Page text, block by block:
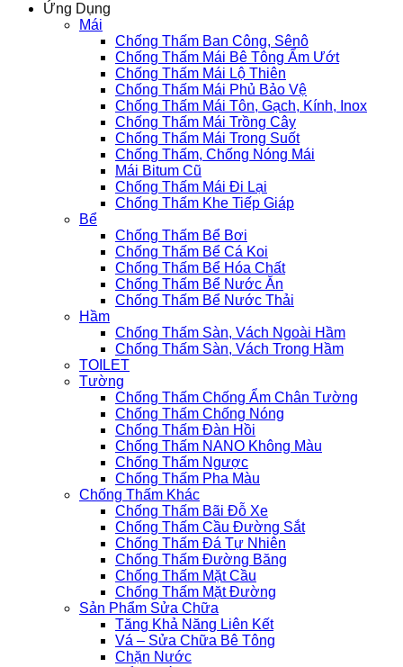
Ứng Dụng
Mái
Chống Thấm Ban Công, Sênô
Chống Thấm Mái Bê Tông Ẩm Ướt
Chống Thấm Mái Lộ Thiên
Chống Thấm Mái Phủ Bảo Vệ
Chống Thấm Mái Tôn, Gạch, Kính, Inox
Chống Thấm Mái Trồng Cây
Chống Thấm Mái Trong Suốt
Chống Thấm, Chống Nóng Mái
Mái Bitum Cũ
Chống Thấm Mái Đi Lại
Chống Thấm Khe Tiếp Giáp
Bể
Chống Thấm Bể Bơi
Chống Thấm Bể Cá Koi
Chống Thấm Bể Hóa Chất
Chống Thấm Bể Nước Ăn
Chống Thấm Bể Nước Thải
Hầm
Chống Thấm Sàn, Vách Ngoài Hầm
Chống Thấm Sàn, Vách Trong Hầm
TOILET
Tường
Chống Thấm Chống Ẩm Chân Tường
Chống Thấm Chống Nóng
Chống Thấm Đàn Hồi
Chống Thấm NANO Không Màu
Chống Thấm Ngược
Chống Thấm Pha Màu
Chống Thấm Khác
Chống Thấm Bãi Đỗ Xe
Chống Thấm Cầu Đường Sắt
Chống Thấm Đá Tự Nhiên
Chống Thấm Đường Băng
Chống Thấm Mặt Cầu
Chống Thấm Mặt Đường
Sản Phẩm Sửa Chữa
Tăng Khả Năng Liên Kết
Vá – Sửa Chữa Bê Tông
Chặn Nước